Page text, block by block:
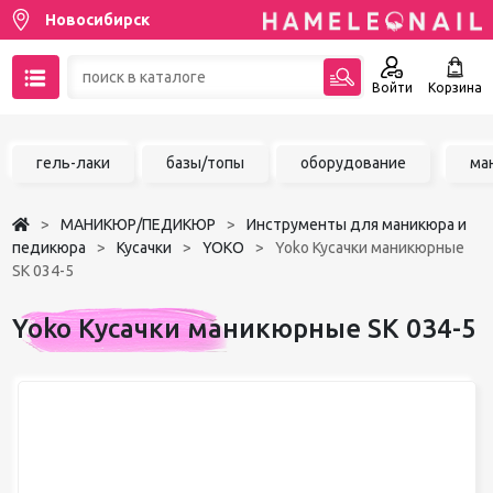
Новосибирск
Войти Корзина
Чат в MAX
Избранное
гель-лаки базы/топы оборудование
МАНИКЮР/ПЕДИКЮР
Инструменты для маникюра и
педикюра
Кусачки YOKO
Yoko Кусачки маникюрные
SK 034-5
Yoko Кусачки маникюрные SK 034-5